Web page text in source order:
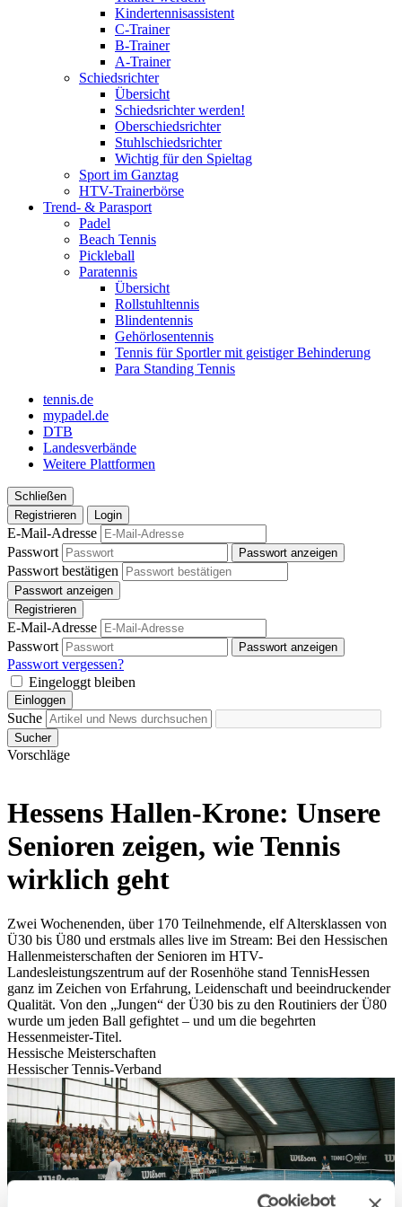
Kindertennisassistent
C-Trainer
B-Trainer
A-Trainer
Schiedsrichter
Übersicht
Schiedsrichter werden!
Oberschiedsrichter
Stuhlschiedsrichter
Wichtig für den Spieltag
Sport im Ganztag
HTV-Trainerbörse
Trend- & Parasport
Padel
Beach Tennis
Pickleball
Paratennis
Übersicht
Rollstuhltennis
Blindentennis
Gehörlosentennis
Tennis für Sportler mit geistiger Behinderung
Para Standing Tennis
tennis.de
mypadel.de
DTB
Landesverbände
Weitere Plattformen
Schließen
Registrieren
Login
E-Mail-Adresse
Passwort
Passwort anzeigen
Passwort bestätigen
Passwort anzeigen
Registrieren
E-Mail-Adresse
Passwort
Passwort anzeigen
Passwort vergessen?
Eingeloggt bleiben
Einloggen
Suche
Sucher
Vorschläge
Hessens Hallen-Krone: Unsere
Senioren zeigen, wie Tennis
wirklich geht
Zwei Wochenenden, über 170 Teilnehmende, elf Altersklassen von
Ü30 bis Ü80 und erstmals alles live im Stream: Bei den Hessischen
Hallenmeisterschaften der Senioren im HTV-
Landesleistungszentrum auf der Rosenhöhe stand TennisHessen
ganz im Zeichen von Erfahrung, Leidenschaft und beeindruckender
Qualität. Von den „Jungen“ der Ü30 bis zu den Routiniers der Ü80
wurde um jeden Ball gefightet – und um die begehrten
Hessenmeister-Titel.
Hessische Meisterschaften
Hessischer Tennis-Verband